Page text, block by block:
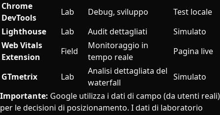
Chrome
DevTools
Lab Debug, sviluppo
Test locale
Lighthouse
Lab Audit dettagliati
Simulato
Web Vitals
Extension
Field
Monitoraggio in
tempo reale
Pagina live
GTmetrix Lab
Analisi dettagliata del
waterfall
Simulato
Importante: Google utilizza i dati di campo (da utenti reali)
per le decisioni di posizionamento. I dati di laboratorio